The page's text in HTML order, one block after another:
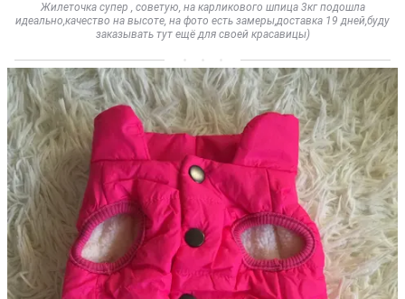
Жилеточка супер , советую, на карликового шпица 3кг подошла
идеально,качество на высоте, на фото есть замеры,доставка 19 дней,буду
заказывать тут ещё для своей красавицы)